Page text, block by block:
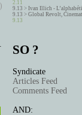
.
2.11
9.13 > Ivan Illich -
9.13 > Global Revolt,
9.13
SO ?
Syndicate
Articles Feed
Comments Feed
AND: